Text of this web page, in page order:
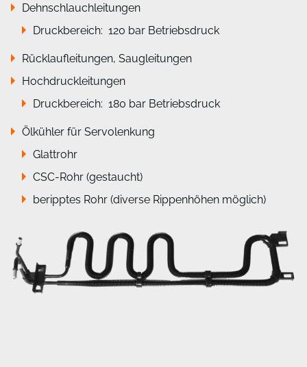
Dehnschlauchleitungen
Druckbereich: 120 bar Betriebsdruck
Rücklaufleitungen, Saugleitungen
Hochdruckleitungen
Druckbereich: 180 bar Betriebsdruck
Ölkühler für Servolenkung
Glattrohr
CSC-Rohr (gestaucht)
beripptes Rohr (diverse Rippenhöhen möglich)